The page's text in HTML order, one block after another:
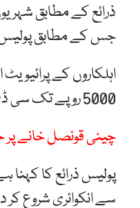
ذرائع کے مطابق
جس کے مطابق پولیس
5000 روپے تک سی ڈی آرز کی قیمت وصول کی جاتی رہی ہے۔
چینی قونصل خانے پر
پولیس ذرائع کا